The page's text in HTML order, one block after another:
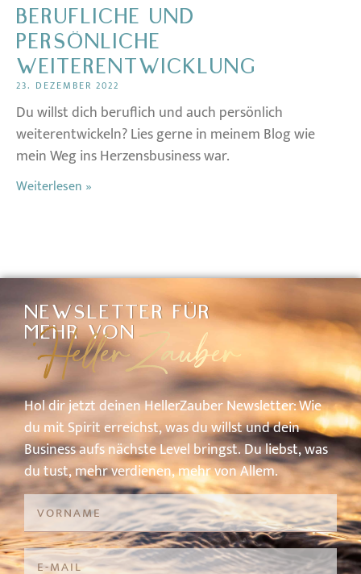
BERUFLICHE UND
PERSÖNLICHE
WEITERENTWICKLUNG
23. DEZEMBER 2022
Du willst dich beruflich und auch persönlich
weiterentwickeln? Lies gerne in meinem Blog wie
mein Weg ins Herzensbusiness war.
Weiterlesen »
NEWSLETTER FÜR
MEHR VON
HellerZauber
HoldirjetztdeinenHellerZauberNewsletter: Wie
du mit Spiriterreichst,wasduwillstunddein
BusinessaufsnächsteLevel bringst.Duliebst,was
dutust,mehrverdienen,mehrvonAllem.